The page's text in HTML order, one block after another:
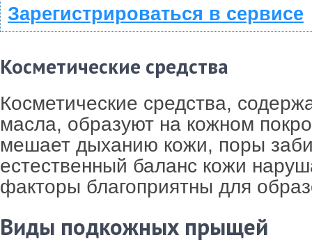
Зарегистрироваться в сервисе
Косметические средства
Косметические средства,
масла, образуют на кожном
мешает дыханию кожи, поры
естественный баланс кожи
факторы благоприятны для
Виды подкожных прыщей